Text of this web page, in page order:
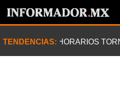
TENDENCIAS: HORARIOS